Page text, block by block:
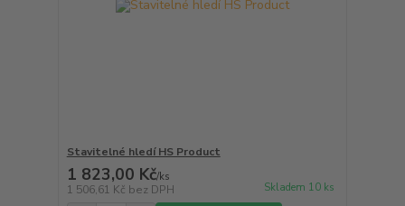
Stavitelné hledí HS Product
1 823,00 Kč/ks
1 506,61 Kč bez DPH Skladem 10 ks